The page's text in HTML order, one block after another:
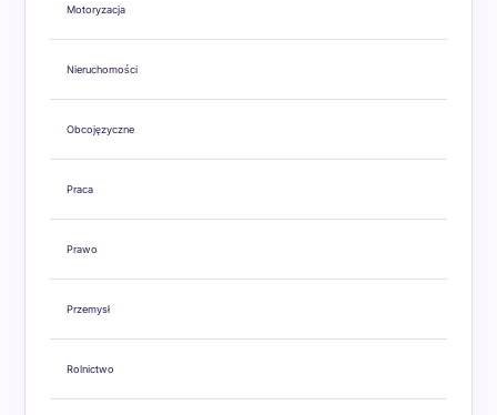
Motoryzacja
Nieruchomości
Obcojęzyczne
Praca
Prawo
Przemysł
Rolnictwo